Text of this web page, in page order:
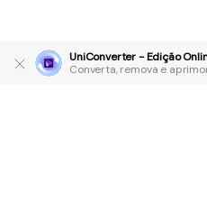
UniConverter - Edição
Converta, remova e